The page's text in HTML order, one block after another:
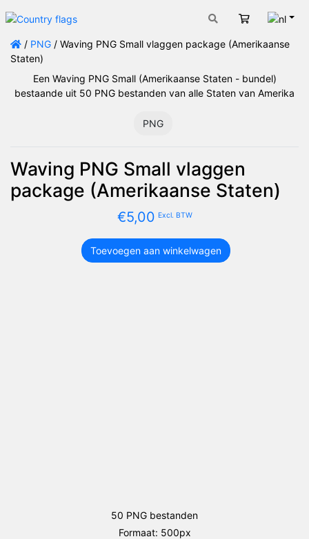
Winkelwagen
/ PNG / Waving PNG Small vlaggen package (Amerikaanse
Staten)
Een Waving PNG Small (Amerikaanse Staten - bundel)
bestaande uit 50 PNG bestanden van alle Staten van Amerika
PNG
Waving PNG Small vlaggen
package (Amerikaanse Staten)
€5,00 Excl. BTW
Waving
Toevoegen aan winkelwagen
50 PNG bestanden
Formaat: 500px